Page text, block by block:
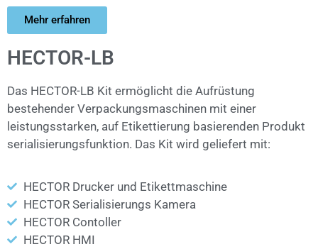
Mehr erfahren
HECTOR-LB
Das HECTOR-LB Kit ermöglicht die Aufrüstung
bestehender Verpackungsmaschinen mit einer
leistungsstarken, auf Etikettierung basierenden Produkt
serialisierungsfunktion. Das Kit wird geliefert mit:
HECTOR Drucker und Etikettmaschine
HECTOR Serialisierungs Kamera
HECTOR Contoller
HECTOR HMI